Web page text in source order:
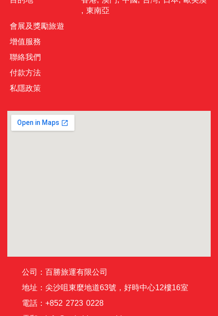
, 東南亞
會展及獎勵旅遊
增值服務
聯絡我們
付款方法
私隱政策
公司：百勝旅運有限公司
地址：尖沙咀東麼地道63號，好時中心12樓16室
電話：+852 2723 0228